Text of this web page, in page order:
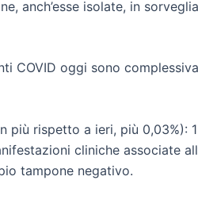
anch’esse isolate, in
oggi sono
rispetto a ieri, più
cliniche associate
tampone negativo.